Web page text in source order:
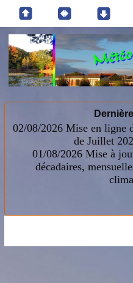
02/08/2026 Mise en ligne
de Juillet
01/08/2026 Mise à
décadaires,